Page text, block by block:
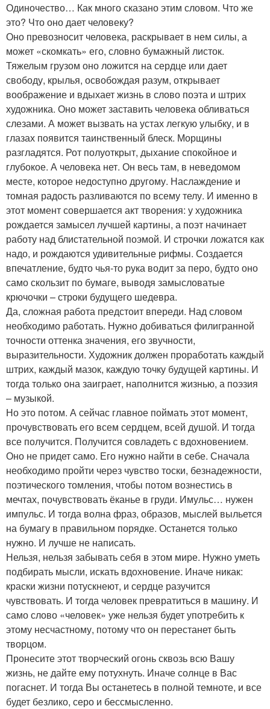
Одиночество… Как много сказано этим словом. Что же
это? Что оно дает человеку?
Оно превозносит человека, раскрывает в нем силы, а
может «скомкать» его, словно бумажный листок.
Тяжелым грузом оно ложится на сердце или дает
свободу, крылья, освобождая разум, открывает
воображение и вдыхает жизнь в слово поэта и штрих
художника. Оно может заставить человека обливаться
слезами. А может вызвать на устах легкую улыбку, и в
глазах появится таинственный блеск. Морщины
разгладятся. Рот полуоткрыт, дыхание спокойное и
глубокое. А человека нет. Он весь там, в неведомом
месте, которое недоступно другому. Наслаждение и
томная радость разливаются по всему телу. И именно в
этот момент совершается акт творения: у художника
рождается замысел лучшей картины, а поэт начинает
работу над блистательной поэмой. И строчки ложатся как
надо, и рождаются удивительные рифмы. Создается
впечатление, будто чья-то рука водит за перо, будто оно
само скользит по бумаге, выводя замысловатые
крючочки – строки будущего шедевра.
Да, сложная работа предстоит впереди. Над словом
необходимо работать. Нужно добиваться филигранной
точности оттенка значения, его звучности,
выразительности. Художник должен проработать каждый
штрих, каждый мазок, каждую точку будущей картины. И
тогда только она заиграет, наполнится жизнью, а поэзия
– музыкой.
Но это потом. А сейчас главное поймать этот момент,
прочувствовать его всем сердцем, всей душой. И тогда
все получится. Получится совладеть с вдохновением.
Оно не придет само. Его нужно найти в себе. Сначала
необходимо пройти через чувство тоски, безнадежности,
поэтического томления, чтобы потом вознестись в
мечтах, почувствовать ёканье в груди. Имульс… нужен
импульс. И тогда волна фраз, образов, мыслей выльется
на бумагу в правильном порядке. Останется только
нужно. И лучше не написать.
Нельзя, нельзя забывать себя в этом мире. Нужно уметь
подбирать мысли, искать вдохновение. Иначе никак:
краски жизни потускнеют, и сердце разучится
чувствовать. И тогда человек превратиться в машину. И
само слово «человек» уже нельзя будет употребить к
этому несчастному, потому что он перестанет быть
творцом.
Пронесите этот творческий огонь сквозь всю Вашу
жизнь, не дайте ему потухнуть. Иначе солнце в Вас
погаснет. И тогда Вы останетесь в полной темноте, и все
будет безлико, серо и бессмысленно.